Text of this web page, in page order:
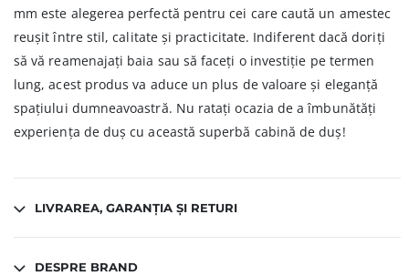
mm este alegerea perfectă pentru cei care caută un amestec
reușit între stil, calitate și practicitate. Indiferent dacă doriți
să vă reamenajați baia sau să faceți o investiție pe termen
lung, acest produs va aduce un plus de valoare și eleganță
spațiului dumneavoastră. Nu ratați ocazia de a îmbunătăți
experiența de duș cu această superbă cabină de duș!
LIVRAREA, GARANȚIA ȘI RETURI
DESPRE BRAND